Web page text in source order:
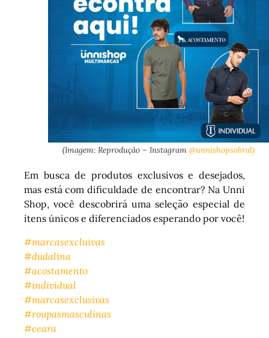
(Imagem: Reprodução – Instagram @unnishopsobral)
Em busca de produtos exclusivos e desejados,
mas está com dificuldade de encontrar? Na Unni
Shop, você descobrirá uma seleção especial de
itens únicos e diferenciados esperando por você!
#marcasexcluivas
#dudalina
#acostamento
#individual
#marcasexclusivas
#roupasmasculinas
#ceara